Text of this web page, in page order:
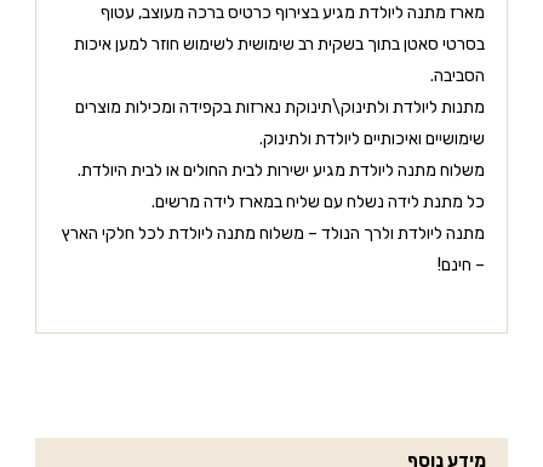
מארז מתנה ליולדת מגיע בצירוף כרטיס ברכה מעוצב, עטוף
בסרטי סאטן בתוך בשקית רב שימושית לשימוש חוזר למען איכות
הסביבה.
מתנות ליולדת ולתינוק\תינוקת נארזות בקפידה ומכילות מוצרים
שימושיים ואיכותיים ליולדת ולתינוק.
משלוח מתנה ליולדת מגיע ישירות לבית החולים או לבית היולדת.
כל מתנת לידה נשלח עם שליח במארז לידה מרשים.
מתנה ליולדת ולרך הנולד – משלוח מתנה ליולדת לכל חלקי הארץ
– חינם!
מידע נוסף